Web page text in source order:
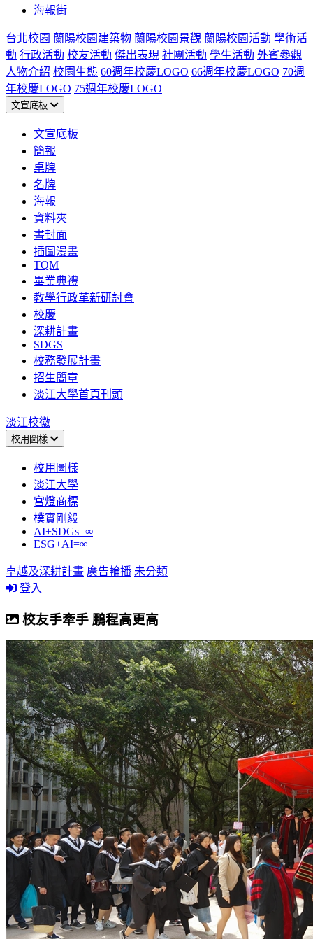
海報街
台北校園 蘭陽校園建築物 蘭陽校園景觀 蘭陽校園活動 學術活
動 行政活動 校友活動 傑出表現 社團活動 學生活動 外賓參觀
人物介紹 校園生態 60週年校慶LOGO 66週年校慶LOGO 70週
年校慶LOGO 75週年校慶LOGO
文宣底板
文宣底板
簡報
桌牌
名牌
海報
資料夾
書封面
插圖漫畫
TQM
畢業典禮
教學行政革新研討會
校慶
深耕計畫
SDGS
校務發展計畫
招生簡章
淡江大學首頁刊頭
淡江校徽
校用圖樣
校用圖樣
淡江大學
宮燈商標
樸實剛毅
AI+SDGs=∞
ESG+AI=∞
卓越及深耕計畫 廣告輪播 未分類
登入
校友手牽手 鵬程高更高